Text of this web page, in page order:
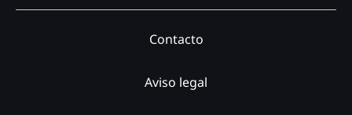
Contacto
Aviso legal